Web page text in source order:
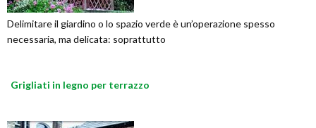
Delimitare il giardino o lo spazio verde è un’operazione spesso
necessaria, ma delicata: soprattutto
Grigliati in legno per terrazzo